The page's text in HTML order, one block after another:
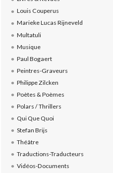
Louis Couperus
Marieke Lucas Rijneveld
Multatuli
Musique
Paul Bogaert
Peintres-Graveurs
Philippe Zilcken
Poètes & Poèmes
Polars / Thrillers
Qui Que Quoi
Stefan Brijs
Théâtre
Traductions-Traducteurs
Vidéos-Documents